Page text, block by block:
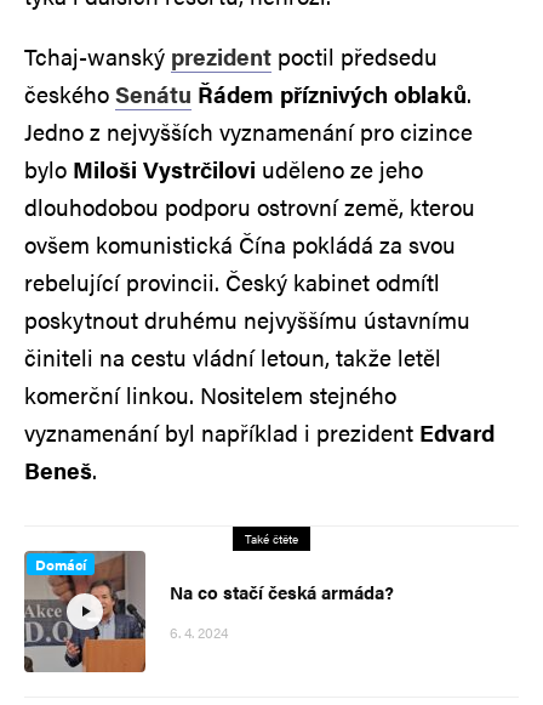
Tchaj-wanský prezident poctil předsedu
českéhoSenátu Řádem příznivých oblaků.
Jedno z nejvyšších vyznamenání pro cizince
bylo Miloši Vystrčilovi uděleno ze jeho
dlouhodobou podporu ostrovní země, kterou
ovšem komunistická Čína pokládá za svou
rebelující provincii. Český kabinet odmítl
poskytnout druhému nejvyššímu ústavnímu
činiteli na cestu vládní letoun, takže letěl
komerční linkou. Nositelem stejného
vyznamenání byl například i prezident Edvard
Beneš.
Také čtěte
Domácí
Na co stačí česká armáda?
6. 4. 2024